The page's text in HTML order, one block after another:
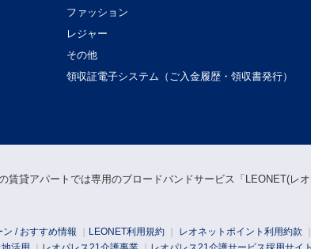
ファッション
レジャー
その他
領収証電子システム（ご入金履歴・領収書発行）
賃貸アパートでは専用のブロードバンドサービス「LEONET(レ
ン / おすすめ情報 LEONET利用規約 レオネットポイント利用約款
活用 レオパレス21介護事業 レオパレス21介護サービス採用サイト